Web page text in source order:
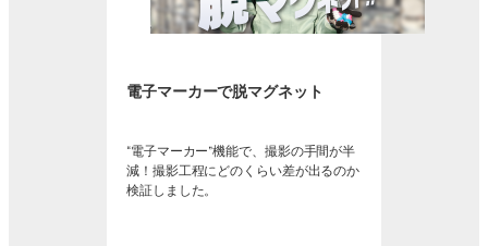
電子マーカーで脱マグネット
“電子マーカー”機能で、撮影の手間が半
減！撮影工程にどのくらい差が出るのか
検証しました。